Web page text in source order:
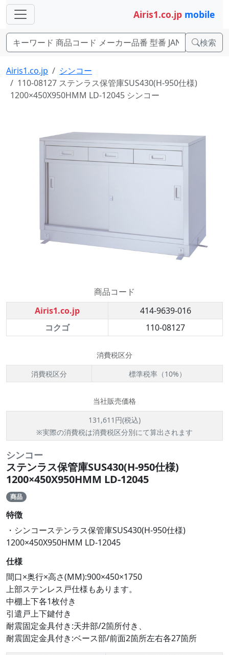
Airis1.co.jp mobile
検索
Airis1.co.jp
シンコー
110-08127 ステンラス保管庫SUS430(H-950仕様)
1200×450X950HMM LD-12045 シンコー
商品コード
Airis1.co.jp
414-9639-016
コクゴ
110-08127
消費税区分
消費税区分
標準税率（10%）
当社販売価格
131,611円(税込)
※実際の消費税は消費税区分別にて算出されます
シンコー
ステンラス保管庫SUS430(H-950仕様)
1200×450X950HMM LD-12045
商品
特徴
・シンコーステンラス保管庫SUS430(H-950仕様)
1200×450X950HMM LD-12045
仕様
間口×奥行×高さ(MM):900×450×1750
上部ステンレス戸仕様もあります。
中棚上下各1枚付き
引遣戸上下鍵付き
耐震固定金具付き:天井部/2箇所付き、
耐震固定金具付き:ベース部/前面2箇所左右各27箇所